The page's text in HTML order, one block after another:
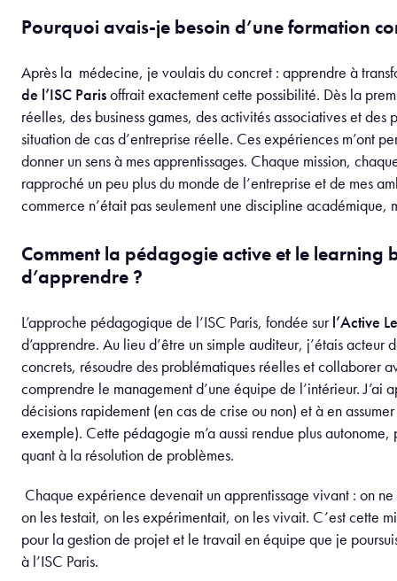
Pourquoi avais-je besoin d’une formation
Après la médecine, je voulais du concret : apprendre à
de l’ISC Parisoffrait exactement cette possibilité. Dès la
réelles, des business games, des activités associatives et
situation de cas d’entreprise réelle. Ces expériences m’ont
donner un sens à mes apprentissages. Chaque mission,
rapproché un peu plus du monde de l’entreprise et de mes
commerce n’était pas seulement une discipline académique,
Comment la pédagogie active et le learning
d’apprendre ?
L’approche pédagogique de l’ISC Paris, fondée surl’Active
d’apprendre. Au lieu d’être un simple auditeur, j’étais
concrets, résoudre des problématiques réelles et collaborer
comprendre le management d’une équipe de l’intérieur. J’ai
décisions rapidement (en cas de crise ou non) et à en
exemple). Cette pédagogie m’a aussi rendue plus
quant à la résolution de problèmes.
Chaque expérience devenait un apprentissage vivant : on
on les testait, on les expérimentait, on les vivait. C’est cette
pour la gestion de projet et le travail en équipe que je
à l’ISC Paris.